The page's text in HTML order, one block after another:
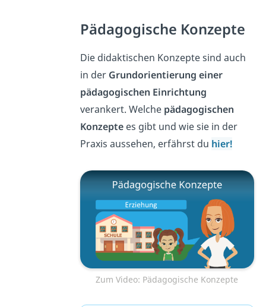
Pädagogische Konzepte
Die didaktischen Konzepte sind auch
in der Grundorientierung einer
pädagogischen Einrichtung
verankert. Welche pädagogischen
Konzeptees gibt und wie sie in der
Praxis aussehen, erfährst du hier!
Zum Video: Pädagogische Konzepte